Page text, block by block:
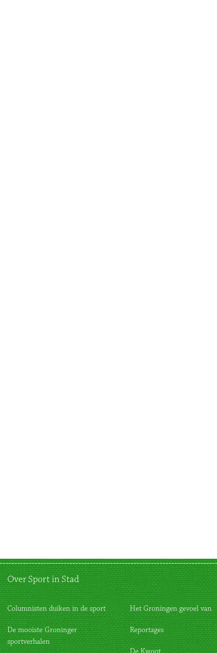
Over Sport in Stad
Columnisten duiken in de sport
De mooiste Groninger
sportverhalen
Het Groningen gevoel van
Reportages